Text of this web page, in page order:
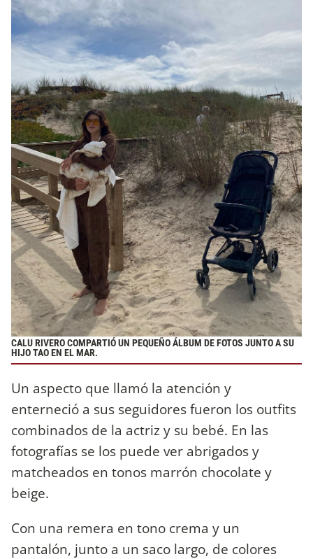
CALU RIVERO COMPARTIÓ UN PEQUEÑO ÁLBUM DE FOTOS JUNTO A SU
HIJO TAO EN EL MAR.
Un aspecto que llamó la atención y
enterneció a sus seguidores fueron los outfits
combinados de la actriz y su bebé. En las
fotografías se los puede ver abrigados y
matcheados en tonos marrón chocolate y
beige.
Con una remera en tono crema y un
pantalón, junto a un saco largo, de colores